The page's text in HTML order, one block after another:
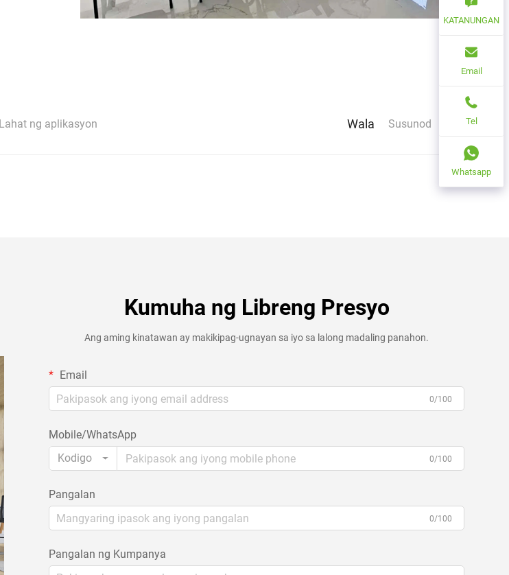
Lahat ng aplikasyon Susunod
Wala
Kumuha ng Libreng Presyo
Ang aming kinatawan ay makikipag-ugnayan sa iyo sa lalong madaling panahon.
Email
0/100
Mobile/WhatsApp
Kodigo
0/100
Pangalan
0/100
Pangalan ng Kumpanya
KATANUNGAN
Email
Tel
Whatsapp